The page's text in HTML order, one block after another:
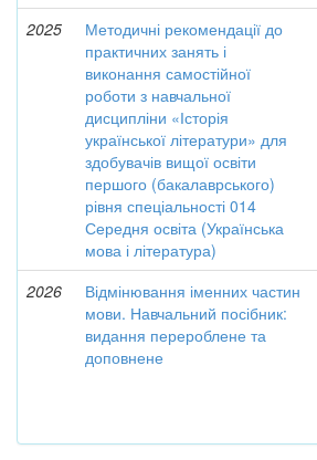
2025
Методичні рекомендації до
практичних занять і
виконання самостійної
роботи з навчальної
дисципліни «Історія
української літератури» для
здобувачів вищої освіти
першого (бакалаврського)
рівня спеціальності 014
Середня освіта (Українська
мова і література)
2026
Відмінювання іменних частин
мови. Навчальний посібник:
видання перероблене та
доповнене